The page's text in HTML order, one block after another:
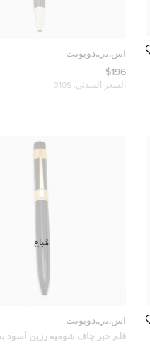
أس.تي.دوبونت
$196
السعر المبدئي: $310
أس.تي.دوبونت
قلم حبر جاف شوميه رزين أسود
مُباع